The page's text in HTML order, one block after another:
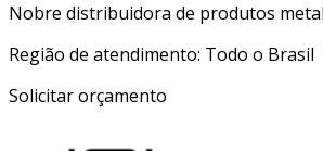
Nobre distribuidora de produtos
Região de atendimento: Todo o Brasil
Solicitar orçamento